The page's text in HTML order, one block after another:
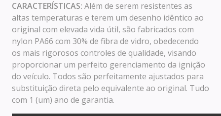
CARACTERÍSTICAS: Além de serem resistentes as
altas temperaturas e terem um desenho idêntico ao
original com elevada vida útil, são fabricados com
nylon PA66 com 30% de fibra de vidro, obedecendo
os mais rigorosos controles de qualidade, visando
proporcionar um perfeito gerenciamento da ignição
do veículo. Todos são perfeitamente ajustados para
substituição direta pelo equivalente ao original. Tudo
com 1 (um) ano de garantia.